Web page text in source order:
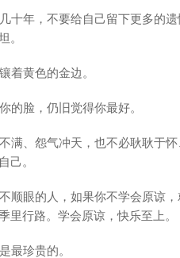
十年，不要给自己留下更多的
。
着黄色的金边。
的脸，仍旧觉得你最好。
满、怨气冲天，也不必耿耿于
己。
顺眼的人，如果你不学会原谅
里行路。学会原谅，快乐至上。
最珍贵的。